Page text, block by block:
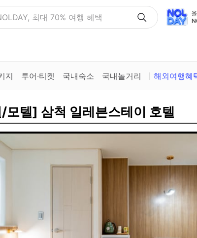
최대 70% 여행 혜택
지 투어·티켓 국내숙소 국내놀거리 해외여행혜
모텔] 삼척 일레븐스테이 호텔